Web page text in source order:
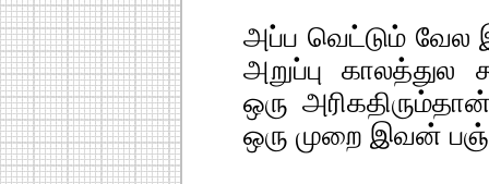
அப்ப வெட்டும் வேல
அறுப்பு காலத்துல
ஒரு
ஒரு முறை இவன்